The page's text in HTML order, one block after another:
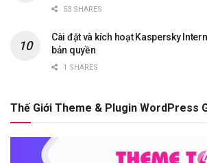
53 SHARES
Cài đặt và kích hoạt Kaspersky
bản quyền
1 SHARES
Thế Giới Theme & Plugin WordPress